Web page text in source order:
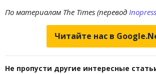
По материалам The Times (перевод
Читайте нас в
Не пропусти другие интересные